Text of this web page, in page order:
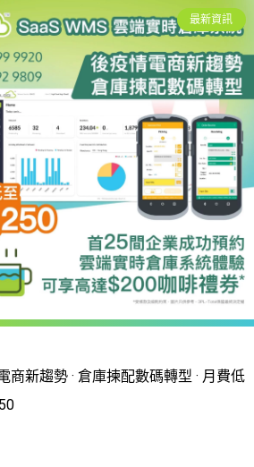
最新資訊
商新趨勢 · 倉庫揀配數碼轉型 · 月費低